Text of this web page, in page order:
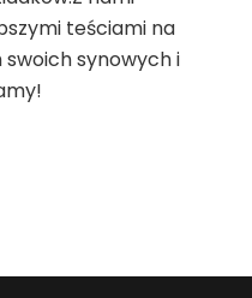
teściami na
synowych i